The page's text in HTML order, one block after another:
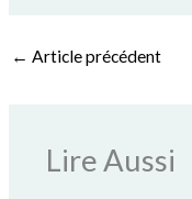
← Article précédent
Lire Aussi